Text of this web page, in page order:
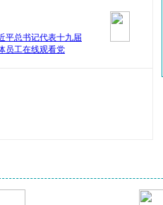
平总书记代表十九届
员工在线观看党